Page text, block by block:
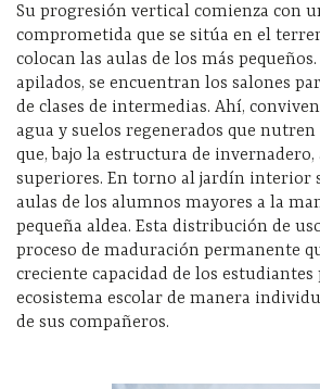
Su progresión vertical comienza con
comprometida que se sitúa en el
colocan las aulas de los más
apilados, se encuentran los salones
de clases de intermedias. Ahí,
agua y suelos regenerados que
que, bajo la estructura de invernadero,
superiores. En torno al jardín interior
aulas de los alumnos mayores a la
pequeña aldea. Esta distribución de
proceso de maduración permanente
creciente capacidad de los
ecosistema escolar de manera
de sus compañeros.